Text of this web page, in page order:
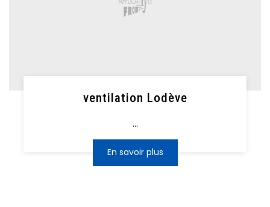
ventilation Lodève
...
En savoir plus